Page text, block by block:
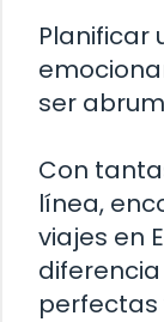
Planificar
ser
Con
línea,
viajes en
perfectas